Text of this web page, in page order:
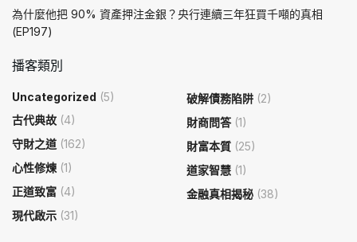
為什麼他把 90% 資產押注金銀？央行連續三年狂買千噸的真相
(EP197)
播客類別
Uncategorized (5)
古代典故 (4)
守財之道 (162)
心性修煉 (1)
正道致富 (4)
現代啟示 (31)
破解債務陷阱 (2)
財商問答(1)
財富本質 (25)
道家智慧 (1)
金融真相揭秘 (38)